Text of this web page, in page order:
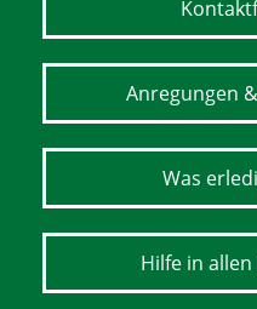
Anregungen
Was
Hilfe in